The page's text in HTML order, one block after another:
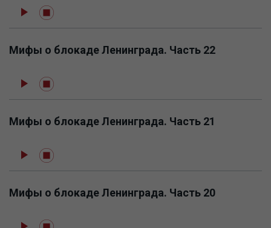
Мифы о блокаде Ленинграда. Часть 22
Мифы о блокаде Ленинграда. Часть 21
Мифы о блокаде Ленинграда. Часть 20